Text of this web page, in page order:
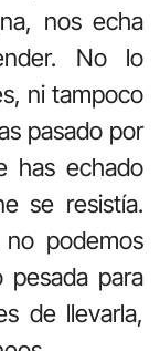
nos echa
No lo
ni tampoco
pasado por
has echado
se resistía.
podemos
pesada para
de llevarla,